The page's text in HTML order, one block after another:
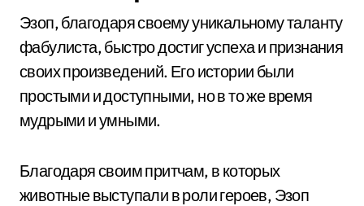
Эзоп, благодаря своему уникальному таланту
фабулиста, быстро достиг успеха и признания
своих произведений. Его истории были
простыми и доступными, но в то же время
мудрыми и умными.
Благодаря своим притчам, в которых
животные выступали в роли героев, Эзоп